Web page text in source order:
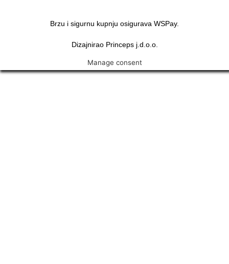
Brzu i sigurnu kupnju osigurava WSPay.
Dizajnirao Princeps j.d.o.o.
Manage consent